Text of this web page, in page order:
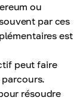
ou
par ces
est
peut faire
résoudre